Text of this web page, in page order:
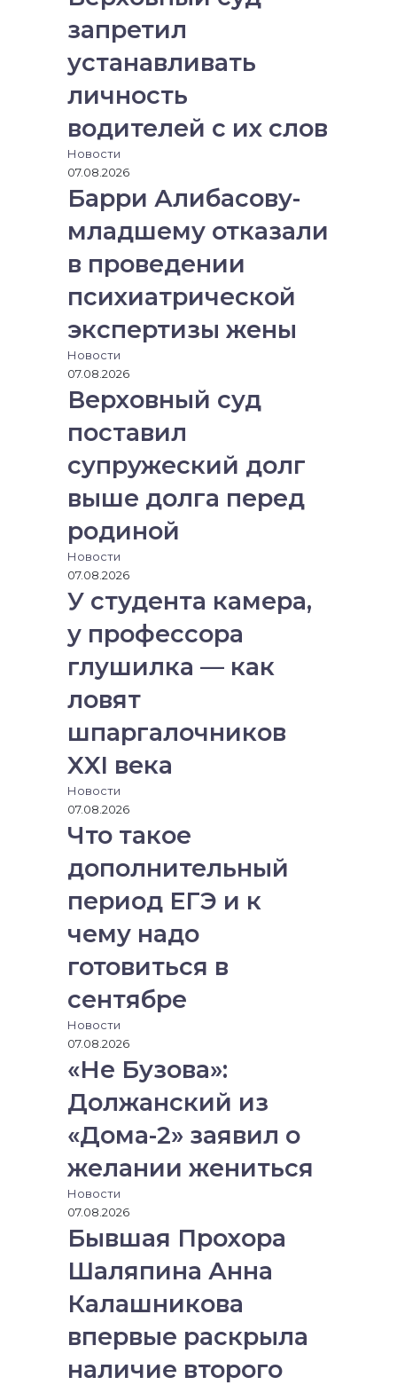
запретил
устанавливать
личность
водителей с их слов
Новости
07.08.2026
Барри Алибасову-
младшему отказали
в проведении
психиатрической
экспертизы жены
Новости
07.08.2026
Верховный суд
поставил
супружеский долг
выше долга перед
родиной
Новости
07.08.2026
У студента камера,
у профессора
глушилка — как
ловят
шпаргалочников
XXI века
Новости
07.08.2026
Что такое
дополнительный
период ЕГЭ и к
чему надо
готовиться в
сентябре
Новости
07.08.2026
«Не Бузова»:
Должанский из
«Дома-2» заявил о
желании жениться
Новости
07.08.2026
Бывшая Прохора
Шаляпина Анна
Калашникова
впервые раскрыла
наличие второго